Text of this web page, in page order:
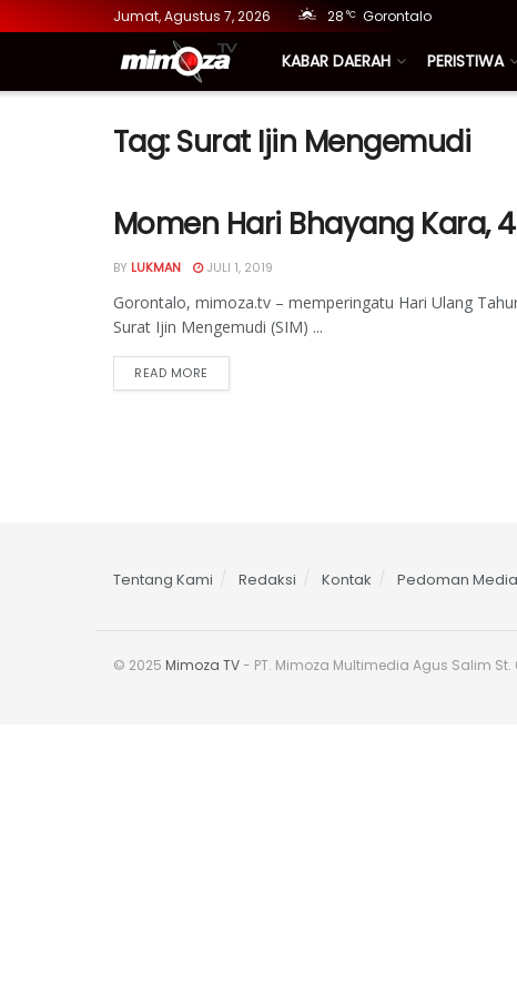
Jumat, Agustus 7, 2026 28 °C Gorontalo
KABAR DAERAH PERISTIWA
Tag:Surat Ijin Mengemudi
Momen Hari Bhayang Kara,
BY LUKMAN JULI 1, 2019
Gorontalo, mimoza.tv – memperingatu Hari Ulang
Surat Ijin Mengemudi (SIM) ...
READ MORE
Tentang Kami Redaksi Kontak Pedoman
© 2025 Mimoza TV- PT. Mimoza Multimedia Agus Salim